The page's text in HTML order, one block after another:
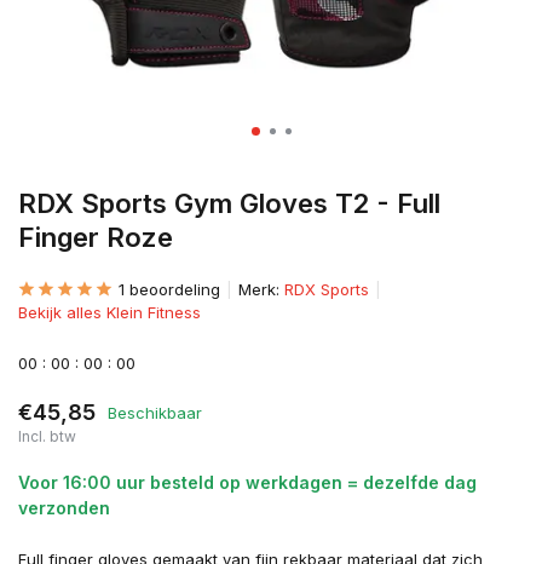
RDX Sports Gym Gloves T2 - Full
Finger Roze
1 beoordeling Merk: RDX Sports
Bekijk alles Klein Fitness
00 : 00 : 00 : 00
€45,85 Beschikbaar
Incl. btw
Voor 16:00 uur besteld op werkdagen = dezelfde dag
verzonden
Full finger gloves gemaakt van fijn rekbaar materiaal dat zich